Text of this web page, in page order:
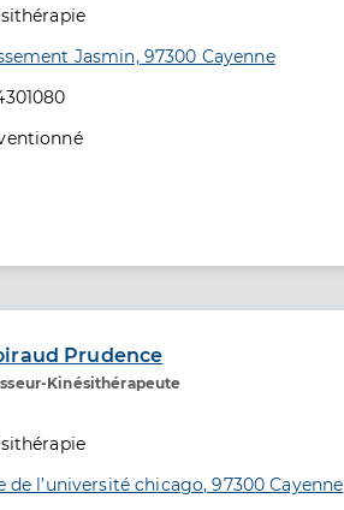
Jasmin, 97300 Cayenne
convention
Prudence
Kinésithérapeutede santé
de l’université chicago, 97300 Cayenne